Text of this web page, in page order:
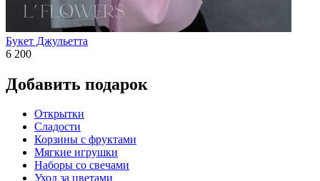
Букет Джульетта
6 200
Добавить подарок
Открытки
Сладости
Корзины с фруктами
Мягкие игрушки
Наборы со свечами
Уход за цветами